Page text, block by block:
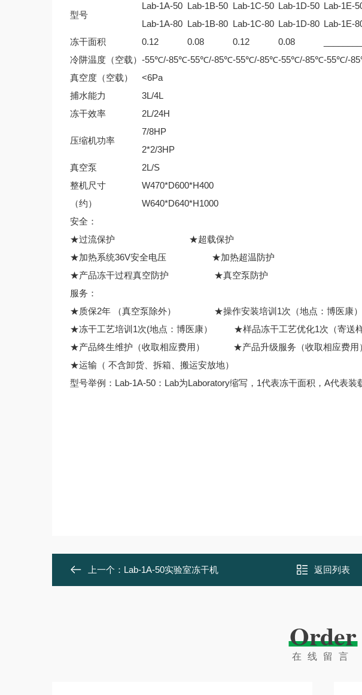
型号
Lab-1A-50
Lab-1A-80
Lab-1B-50
Lab-1B-80
Lab-1C-50
Lab-1C-80
Lab-1D-50
Lab-1D-80
Lab-1E-
Lab-1E-
冻干面积
0.12 0.08 0.12 0.08
冷阱温度（空载） -55℃/-85℃-55℃/-85℃-55℃/-85℃-55℃/-85℃-55℃/-
真空度（空载）
<6Pa
捕水能力
3L/4L
冻干效率
2L/24H
压缩机功率
7/8HP
2*2/3HP
真空泵
2L/S
整机尺寸
（约）
W470*D600*H400
W640*D640*H1000
安全：
★过流保护 ★超载保护
★加热系统36V安全电压 ★加热超温防护
★产品冻干过程真空防护 ★真空泵防护
服务：
★质保2年 （真空泵除外） ★操作安装培训1次（地点：博医康）
★冻干工艺培训1次(地点：博医康） ★样品冻干工艺优化1次（寄送样
★产品终生维护（收取相应费用） ★产品升级服务（收取相应费用
★运输（ 不含卸货、拆箱、搬运安放地）
型号举例：Lab-1A-50：Lab为Laboratory缩写，1代表冻干面积，A代表装
上一个： Lab-1A-50实验室冻干机 返回列表
Order
在线留言